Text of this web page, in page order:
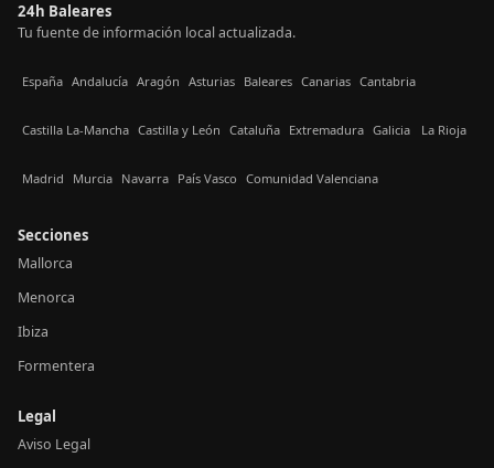
24h Baleares
Tu fuente de información local actualizada.
España Andalucía Aragón Asturias Baleares Canarias Cantabria
Castilla La-Mancha Castilla y León Cataluña Extremadura Galicia La Rioja
Madrid Murcia Navarra País Vasco Comunidad Valenciana
Secciones
Mallorca
Menorca
Ibiza
Formentera
Legal
Aviso Legal